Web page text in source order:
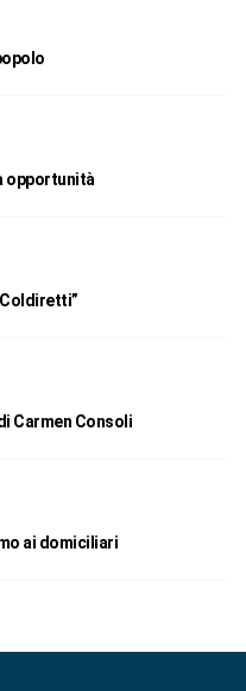
opportunità
Coldiretti”
Carmen Consoli
ai domiciliari